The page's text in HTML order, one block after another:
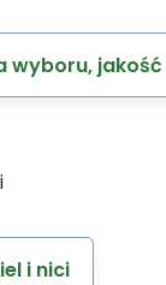
wyboru,
i nici